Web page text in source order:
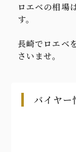
ロエベの相場
す。
長崎でロエベ
さいませ。
バイヤー